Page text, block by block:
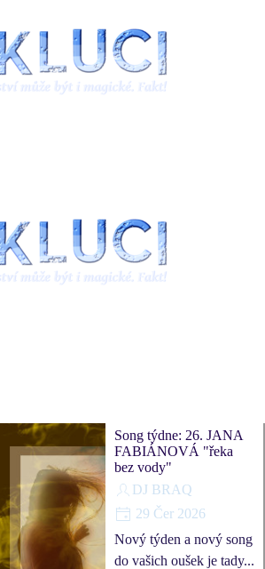
Song týdne: 26. JANA
FABIÁNOVÁ "řeka
bez vody"
DJ BRAQ
29 Čer 2026
Nový týden a nový song
do vašich oušek je tady...